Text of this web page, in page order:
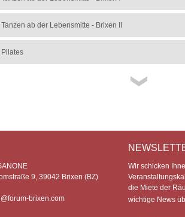
Tanzen ab der Lebensmitte - Brixen II
Pilates
9, 39042 Brixen (BZ)
brixen.com
Wir schicken
die Miete der
wichtige News